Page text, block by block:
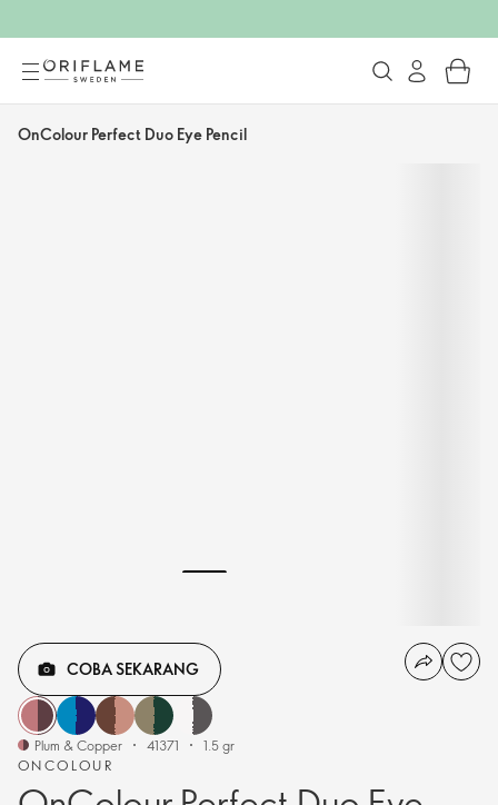
OnColour Perfect Duo Eye Pencil
ONCOLOUR
COBA SEKARANG
Plum & Copper 41371 1.5 gr